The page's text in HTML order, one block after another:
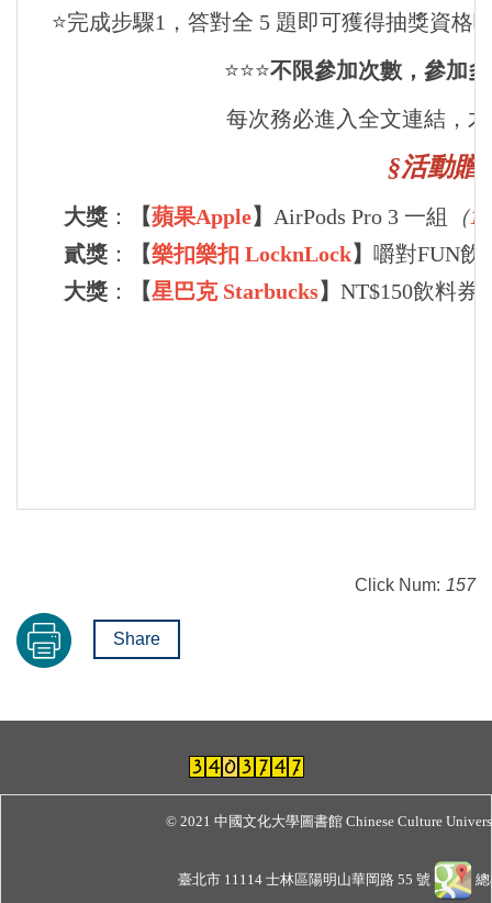
⭐️完成步驟1，答對全 5 題即可獲得抽獎資格
⭐️⭐️⭐️不限參加次數，參加
每次務必進入全文連結，
§活動贈
大獎 ： 【蘋果Apple】 AirPods Pro 3 一組 （1
貳獎 ： 【樂扣樂扣 LocknLock】 嚼對FUN飲
大獎 ： 【星巴克 Starbucks】 NT$150飲料券
Click Num: 157
Share
© 2021 中國文化大學圖書館 Chinese Culture
臺北市 11114 士林區陽明山華岡路 55 號